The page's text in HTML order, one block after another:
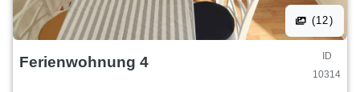
(12)
Ferienwohnung 4
ID
10314